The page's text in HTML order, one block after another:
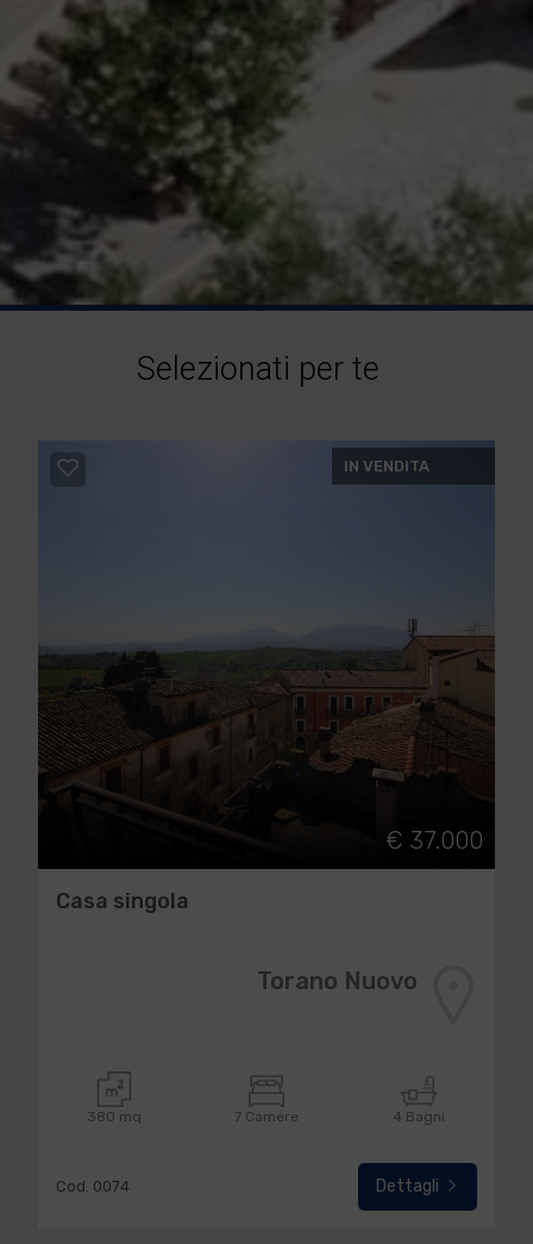
Selezionati per te
IN VENDITA
€ 37.000
Casa singola
Torano Nuovo
380 mq 7 Camere 4 Bagni
Cod. 0074 Dettagli